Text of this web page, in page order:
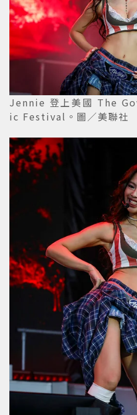
Jennie 登上美國 The
ic Festival。圖／美聯社